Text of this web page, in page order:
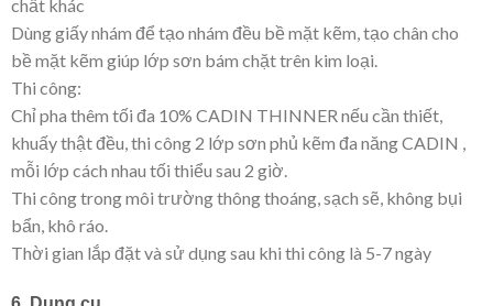
chất khác
Dùng giấy nhám để tạo nhám đều bề mặt kẽm, tạo chân cho
bề mặt kẽm giúp lớp sơn bám chặt trên kim loại.
Thi công:
Chỉ pha thêm tối đa 10% CADIN THINNER nếu cần thiết,
khuấy thật đều, thi công 2 lớp sơn phủ kẽm đa năng CADIN ,
mỗi lớp cách nhau tối thiểu sau 2 giờ.
Thi công trong môi trường thông thoáng, sạch sẽ, không bụi
bẩn, khô ráo.
Thời gian lắp đặt và sử dụng sau khi thi công là 5-7 ngày